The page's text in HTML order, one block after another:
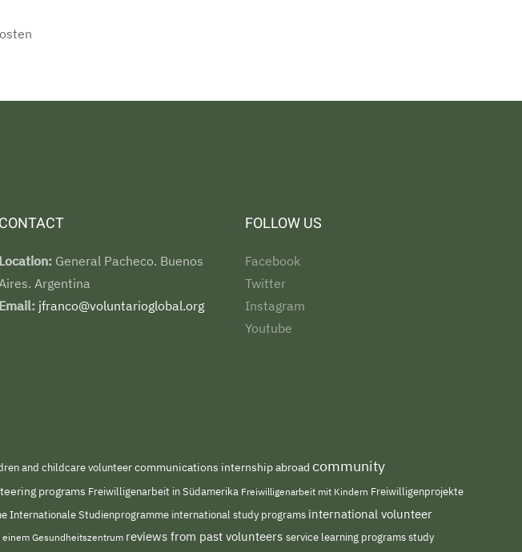
CONTACT
Location:General Pacheco. Buenos
Argentina
Email: jfranco@voluntarioglobal.org
FOLLOW US
Facebook
Twitter
Instagram
Youtube
and childcare volunteercommunications internship abroad community
programs Freiwilligenarbeit in Südamerika Freiwilligenarbeit mit Kindern Freiwilligenprojekte
Internationale Studienprogramme international study programs international volunteer
Gesundheitszentrum reviews from past volunteers service learning programsstudy